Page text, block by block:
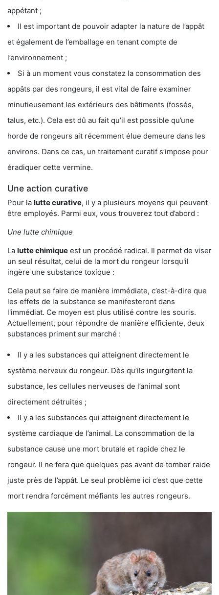
appétant ;
Il est important de pouvoir adapter la nature de l’appât
et également de l’emballage en tenant compte de
l’environnement ;
Si à un moment vous constatez la consommation des
appâts par des rongeurs, il est vital de faire examiner
minutieusement les extérieurs des bâtiments (fossés,
talus, etc.). Cela est dû au fait qu’il est possible qu’une
horde de rongeurs ait récemment élue demeure dans les
environs. Dans ce cas, un traitement curatif s’impose pour
éradiquer cette vermine.
Une action curative
Pour la lutte curative, il y a plusieurs moyens qui peuvent
être employés. Parmi eux, vous trouverez tout d’abord :
Une lutte chimique
La lutte chimique est un procédé radical. Il permet de viser
un seul résultat, celui de la mort du rongeur lorsqu'il
ingère une substance toxique :
Cela peut se faire de manière immédiate, c’est-à-dire que
les effets de la substance se manifesteront dans
l'immédiat. Ce moyen est plus utilisé contre les souris.
Actuellement, pour répondre de manière efficiente, deux
substances priment sur marché :
Il y a les substances qui atteignent directement le
système nerveux du rongeur. Dès qu’ils ingurgitent la
substance, les cellules nerveuses de l’animal sont
directement détruites ;
Il y a les substances qui atteignent directement le
système cardiaque de l’animal. La consommation de la
substance cause une mort brutale et rapide chez le
rongeur. Il ne fera que quelques pas avant de tomber raide
juste près de l’appât. Le seul problème ici c’est que cette
mort rendra forcément méfiants les autres rongeurs.